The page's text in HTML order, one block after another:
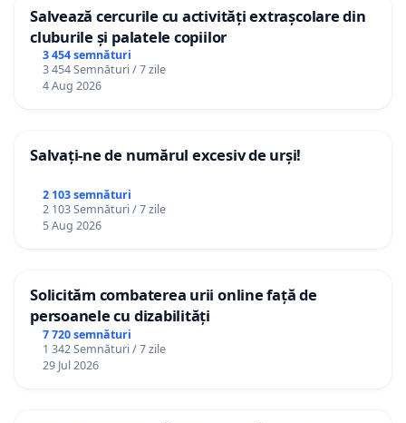
Salvează cercurile cu activități extrașcolare din
cluburile și palatele copiilor
3 454 semnături
3 454 Semnături / 7 zile
4 Aug 2026
Salvați-ne de numărul excesiv de urși!
2 103 semnături
2 103 Semnături / 7 zile
5 Aug 2026
Solicităm combaterea urii online față de
persoanele cu dizabilități
7 720 semnături
1 342 Semnături / 7 zile
29 Jul 2026